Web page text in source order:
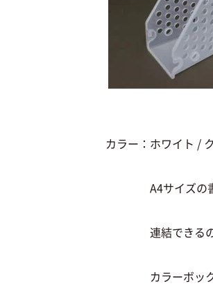
カラー：ホワイト /
A4サイズの書類
連結できるので
カラーボックス